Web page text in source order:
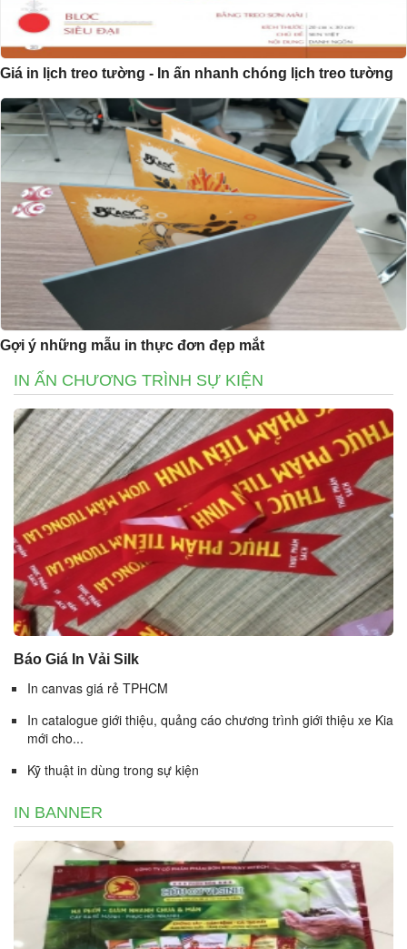
Giá in lịch treo tường - In ấn nhanh chóng lịch treo tường
Gợi ý những mẫu in thực đơn đẹp mắt
IN ẤN CHƯƠNG TRÌNH SỰ KIỆN
Báo Giá In Vải Silk
In canvas giá rẻ TPHCM
In catalogue giới thiệu, quảng cáo chương trình giới thiệu xe Kia
mới cho...
Kỹ thuật in dùng trong sự kiện
IN BANNER